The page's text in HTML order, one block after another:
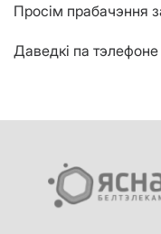
Просім прабачэння
Даведкі па тэлефоне